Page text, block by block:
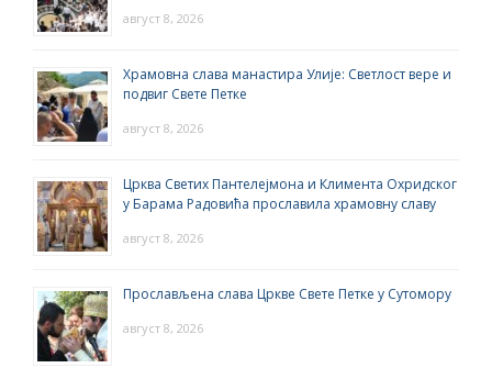
август 8, 2026
Храмовна слава манастира Улије: Светлост вере и
подвиг Свете Петке
август 8, 2026
Црква Светих Пантелејмона и Климента Охридског
у Барама Радовића прославила храмовну славу
август 8, 2026
Прослављена слава Цркве Свете Петке у Сутомору
август 8, 2026